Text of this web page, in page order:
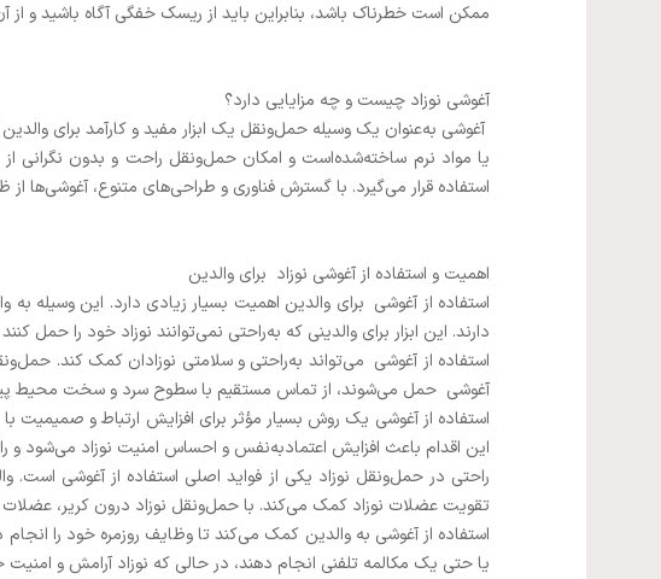
ممکن است خطرناک باشد، بنابراین باید از ریسک خفگی آگاه باشید و از
آغوشی نوزاد چیست و چه مزایایی دارد؟
آغوشی به‌عنوان یک وسیله حمل‌ونقل یک ابزار مفید و کارآمد برای
یا مواد نرم ساخته‌شده‌است و امکان حمل‌ونقل راحت و بدون نگرانی از
استفاده قرار می‌گیرد. با گسترش فناوری و طراحی‌های متنوع، آغوشی‌ها
اهمیت و استفاده از آغوشی نوزاد برای والدین
استفاده از آغوشی برای والدین اهمیت بسیار زیادی دارد. این وسیله
دارند. این ابزار برای والدینی که به‌راحتی نمی‌توانند نوزاد خود را حمل
استفاده از آغوشی می‌تواند به‌راحتی و سلامتی نوزادان کمک کند.
آغوشی حمل می‌شوند، از تماس مستقیم با سطوح سرد و سخت محیط
استفاده از آغوشی یک روش بسیار مؤثر برای افزایش ارتباط و صمیمیت
این اقدام باعث افزایش اعتمادبه‌نفس و احساس امنیت نوزاد می‌شود و
راحتی در حمل‌ونقل نوزاد یکی از فواید اصلی استفاده از آغوشی است.
تقویت عضلات نوزاد کمک می‌کند. با حمل‌ونقل نوزاد درون کریر،
استفاده از آغوشی به والدین کمک می‌کند تا وظایف روزمره خود را انجام
یا حتی یک مکالمه تلفنی انجام دهند، در حالی که نوزاد آرامش و